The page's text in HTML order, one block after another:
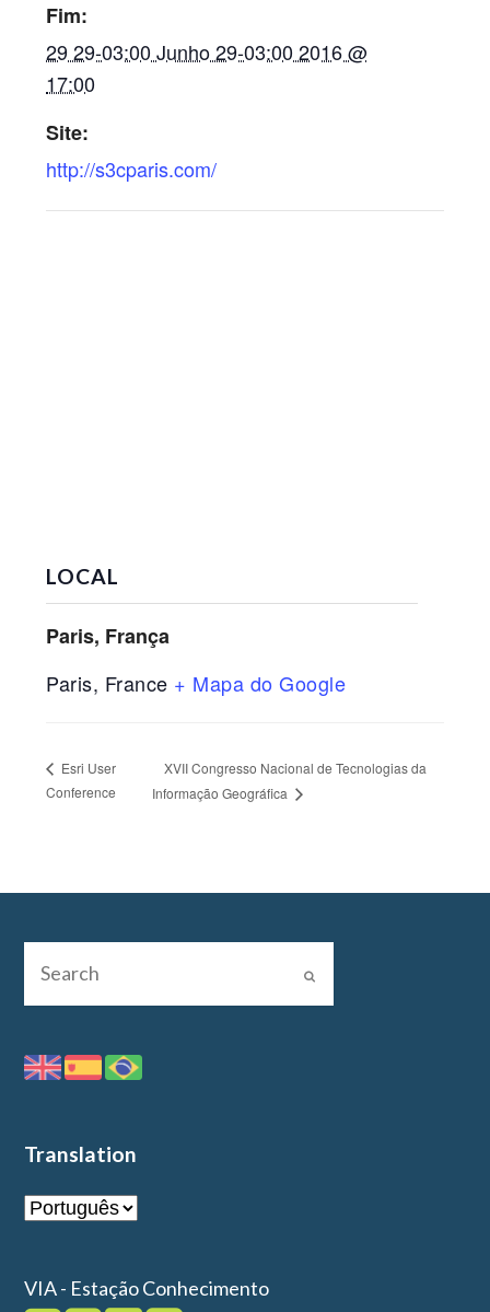
Fim:
29 29-03:00 Junho 29-03:00 2016 @
17:00
Site:
http://s3cparis.com/
LOCAL
Paris, França
Paris, France + Mapa do Google
Esri User
Conference
XVII Congresso Nacional de Tecnologias da
Informação Geográfica
Translation
VIA - Estação Conhecimento